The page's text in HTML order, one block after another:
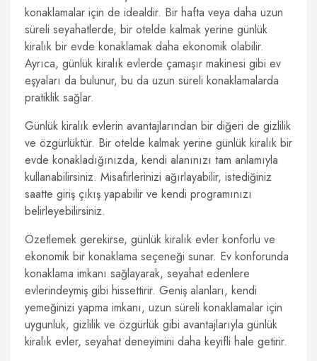
konaklamalar için de idealdir. Bir hafta veya daha uzun
süreli seyahatlerde, bir otelde kalmak yerine günlük
kiralık bir evde konaklamak daha ekonomik olabilir.
Ayrıca, günlük kiralık evlerde çamaşır makinesi gibi ev
eşyaları da bulunur, bu da uzun süreli konaklamalarda
pratiklik sağlar.
Günlük kiralık evlerin avantajlarından bir diğeri de gizlilik
ve özgürlüktür. Bir otelde kalmak yerine günlük kiralık bir
evde konakladığınızda, kendi alanınızı tam anlamıyla
kullanabilirsiniz. Misafirlerinizi ağırlayabilir, istediğiniz
saatte giriş çıkış yapabilir ve kendi programınızı
belirleyebilirsiniz.
Özetlemek gerekirse, günlük kiralık evler konforlu ve
ekonomik bir konaklama seçeneği sunar. Ev konforunda
konaklama imkanı sağlayarak, seyahat edenlere
evlerindeymiş gibi hissettirir. Geniş alanları, kendi
yemeğinizi yapma imkanı, uzun süreli konaklamalar için
uygunluk, gizlilik ve özgürlük gibi avantajlarıyla günlük
kiralık evler, seyahat deneyimini daha keyifli hale getirir.